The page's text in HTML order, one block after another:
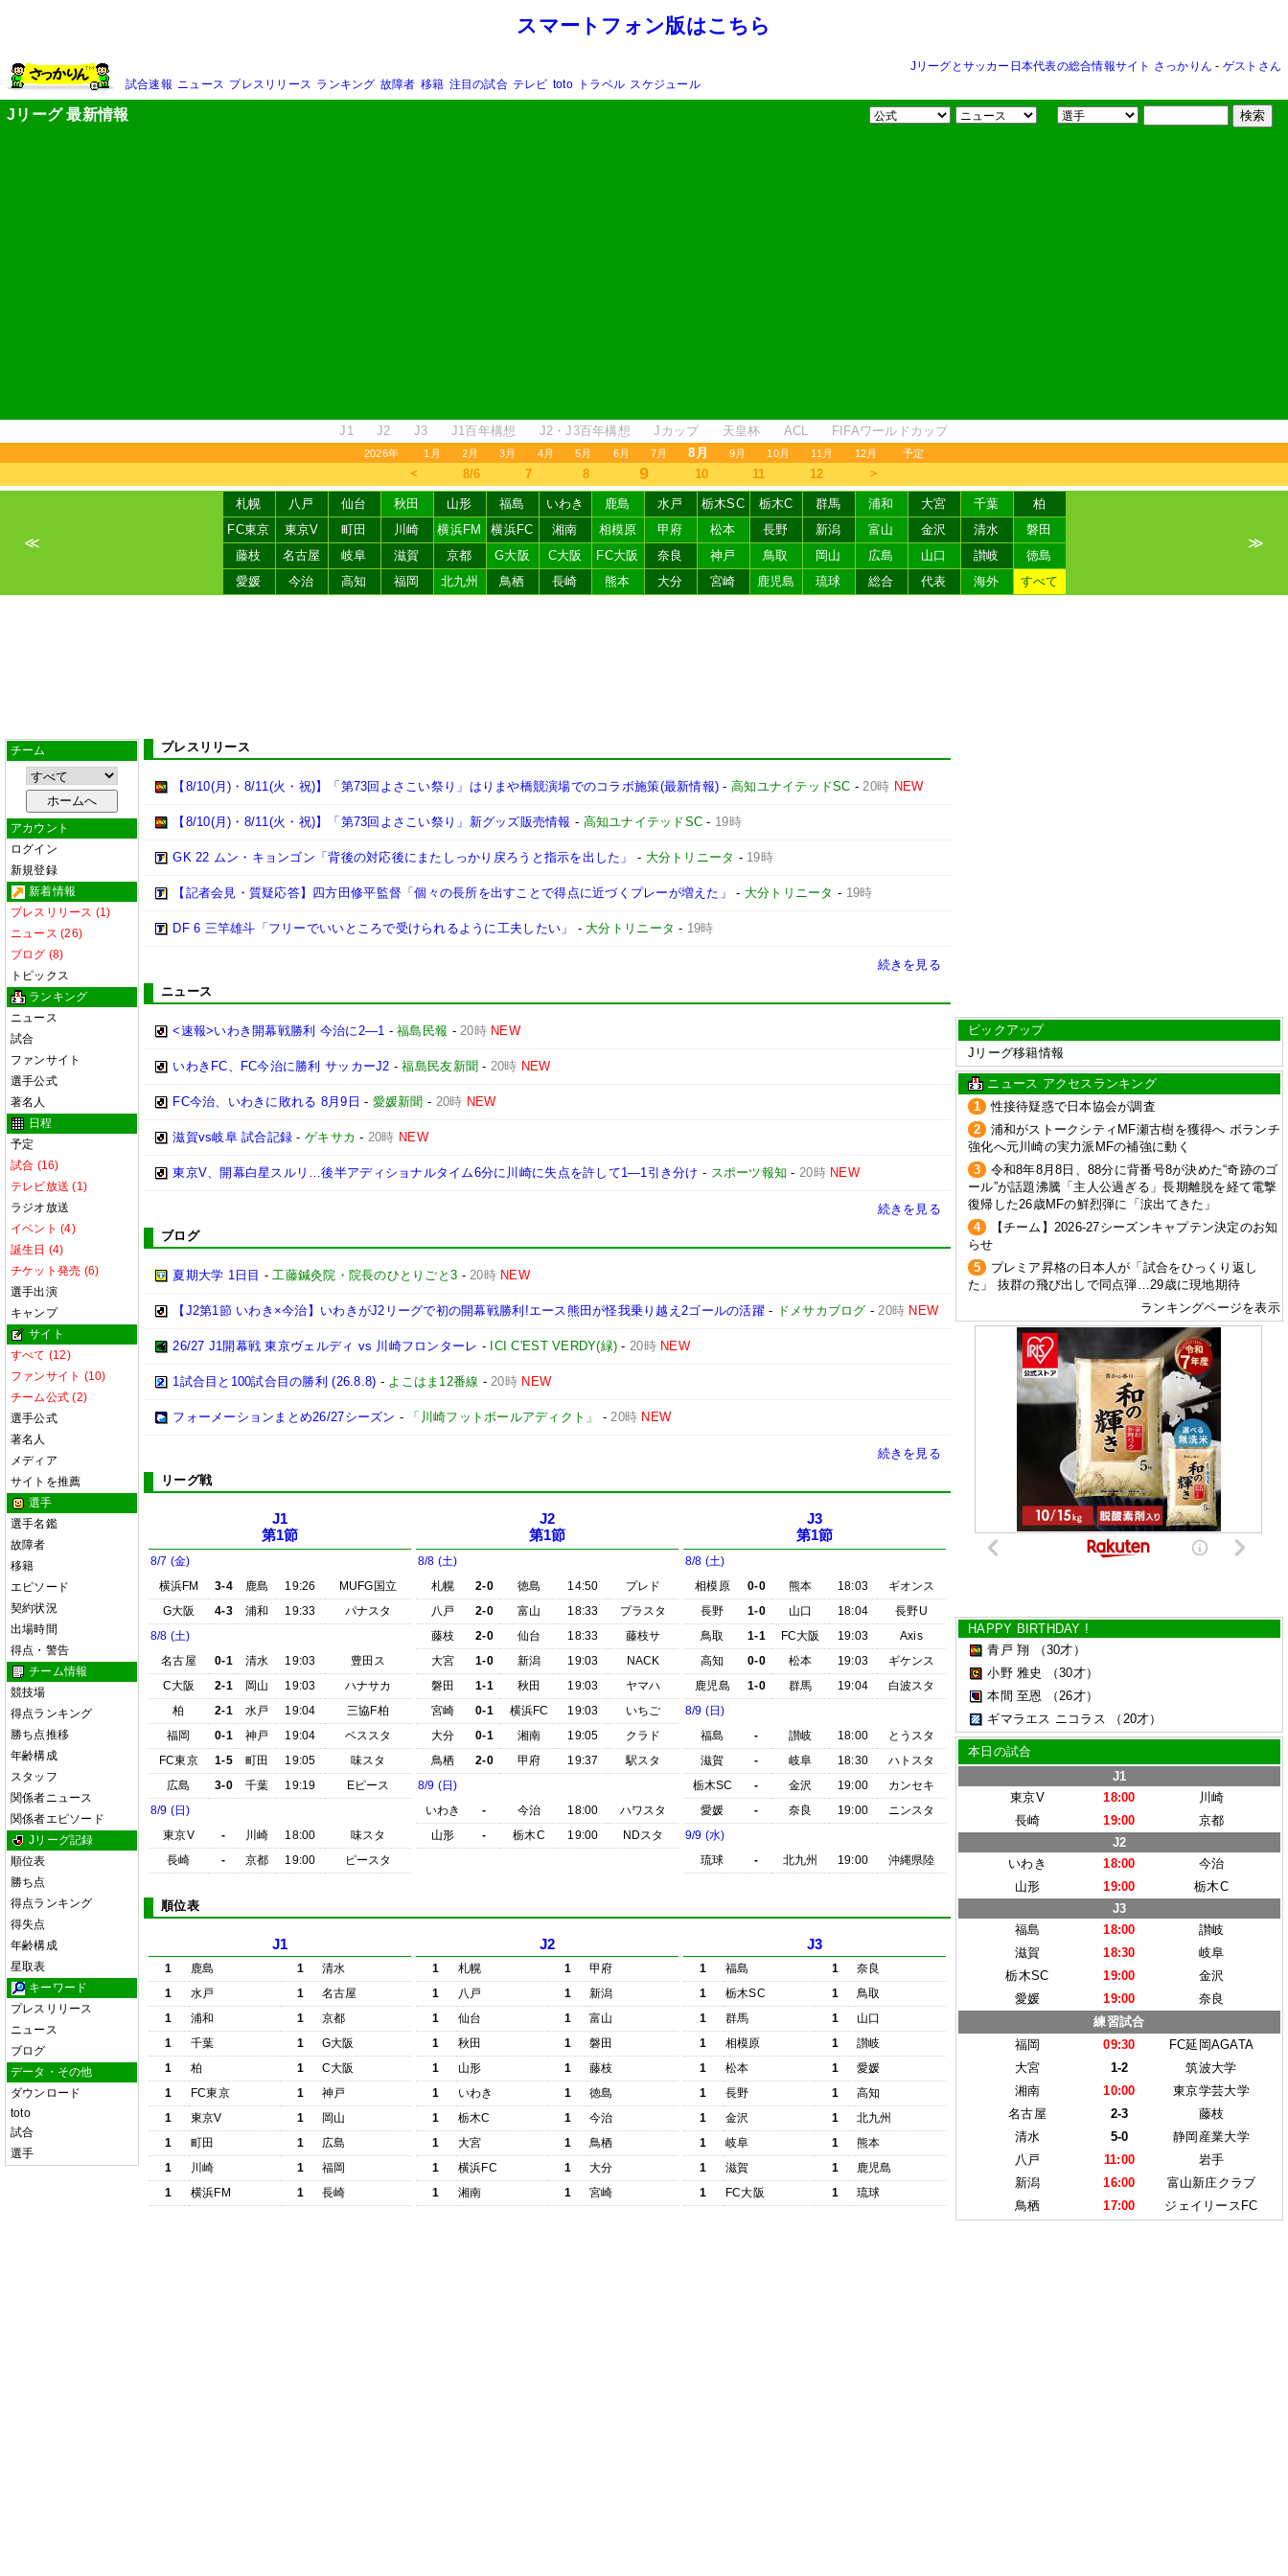
スマートフォン版はこちら
Jリーグとサッカー日本代表の総合情報サイト さっかりん - ゲストさん
試合速報 ニュース プレスリリース ランキング 故障者 移籍 注目の試合 テレビ toto トラベル スケジュール
Jリーグ 最新情報
J1 J2 J3 J1百年構想 J2・J3百年構想 Jカップ 天皇杯 ACL FIFAワールドカップ
2026年 1月 2月 3月 4月 5月 6月 7月 8月 9月 10月 11月 12月 予定
＜ 8/6 7 8 9 10 11 12 ＞
≪
札幌 八戸 仙台 秋田 山形 福島 いわき 鹿島 水戸 栃木SC 栃木C 群馬 浦和 大宮 千葉
柏
FC東京
東京V 町田 川崎 横浜FM 横浜FC 湘南 相模原 甲府 松本 長野 新潟 富山 金沢 清水
磐田
藤枝
名古屋 岐阜 滋賀 京都 G大阪 C大阪 FC大阪 奈良 神戸 鳥取 岡山 広島 山口 讃岐
徳島
愛媛
今治 高知 福岡 北九州 鳥栖 長崎 熊本 大分 宮崎 鹿児島 琉球 総合 代表 海外 すべて
≫
チーム
アカウント
ログイン
新規登録
新着情報
プレスリリース (1)
ニュース (26)
ブログ (8)
トピックス
ランキング
ニュース
試合
ファンサイト
選手公式
著名人
日程
予定
試合 (16)
テレビ放送 (1)
ラジオ放送
イベント (4)
誕生日 (4)
チケット発売 (6)
選手出演
キャンプ
サイト
すべて (12)
ファンサイト (10)
チーム公式 (2)
選手公式
著名人
メディア
サイトを推薦
選手
選手名鑑
故障者
移籍
エピソード
契約状況
出場時間
得点・警告
チーム情報
競技場
得点ランキング
勝ち点推移
年齢構成
スタッフ
関係者ニュース
関係者エピソード
Jリーグ記録
順位表
勝ち点
得点ランキング
得失点
年齢構成
星取表
キーワード
プレスリリース
ニュース
ブログ
データ・その他
ダウンロード
toto
試合
選手
プレスリリース
【8/10(月)・8/11(火・祝)】「第73回よさこい祭り」はりまや橋競演場でのコラボ施策(最新情報) - 高知ユナイテッドSC -20時 NEW
【8/10(月)・8/11(火・祝)】「第73回よさこい祭り」新グッズ販売情報 - 高知ユナイテッドSC - 19時
GK 22 ムン・キョンゴン「背後の対応後にまたしっかり戻ろうと指示を出した」 - 大分トリニータ - 19時
【記者会見・質疑応答】四方田修平監督「個々の長所を出すことで得点に近づくプレーが増えた」 - 大分トリニータ - 19時
DF 6 三竿雄斗「フリーでいいところで受けられるように工夫したい」 - 大分トリニータ - 19時
続きを見る
ニュース
<速報>いわき開幕戦勝利 今治に2―1 -福島民報 -20時 NEW
いわきFC、FC今治に勝利 サッカーJ2 -福島民友新聞 - 20時 NEW
FC今治、いわきに敗れる 8月9日 - 愛媛新聞 - 20時 NEW
滋賀vs岐阜 試合記録 -ゲキサカ - 20時 NEW
東京V、開幕白星スルリ…後半アディショナルタイム6分に川崎に失点を許して1―1引き分け - スポーツ報知 - 20時 NEW
続きを見る
ブログ
夏期大学 1日目 -工藤鍼灸院・院長のひとりごと3 -20時 NEW
【J2第1節 いわき×今治】いわきがJ2リーグで初の開幕戦勝利!エース熊田が怪我乗り越え2ゴールの活躍- ドメサカブログ -20時 NEW
26/27 J1開幕戦 東京ヴェルディ vs 川崎フロンターレ - ICI C'EST VERDY(緑) - 20時 NEW
1試合目と100試合目の勝利 (26.8.8) - よこはま12番線 -20時 NEW
フォーメーションまとめ26/27シーズン - 「川崎フットボールアディクト」 -20時 NEW
続きを見る
リーグ戦
J1
第1節
8/7 (金)
横浜FM
3-4 鹿島 19:26
MUFG国立
G大阪
4-3 浦和 19:33
パナスタ
8/8 (土)
名古屋
0-1 清水 19:03
豊田ス
C大阪
2-1 岡山 19:03
ハナサカ
柏
2-1 水戸 19:04
三協F柏
福岡
0-1 神戸 19:04
ベススタ
FC東京
1-5 町田 19:05
味スタ
広島
3-0 千葉 19:19
Eピース
8/9 (日)
東京V
- 川崎 18:00
味スタ
長崎
- 京都 19:00 ピースタ
J2
第1節
8/8 (土)
札幌
2-0 徳島 14:50
プレド
八戸
2-0 富山 18:33
プラスタ
藤枝
2-0 仙台 18:33
藤枝サ
大宮
1-0 新潟 19:03
NACK
磐田
1-1 秋田 19:03
ヤマハ
宮崎
0-1 横浜FC 19:03
いちご
大分
0-1 湘南 19:05
クラド
鳥栖
2-0 甲府 19:37
駅スタ
8/9 (日)
いわき
- 今治 18:00
ハワスタ
山形
- 栃木C 19:00 NDスタ
J3
第1節
8/8 (土)
相模原
0-0 熊本 18:03
ギオンス
長野
1-0 山口 18:04
長野U
鳥取
1-1 FC大阪 19:03
Axis
高知
0-0 松本 19:03
ギケンス
鹿児島
1-0 群馬 19:04
白波スタ
8/9 (日)
福島
- 讃岐 18:00
とうスタ
滋賀
- 岐阜 18:30
ハトスタ
栃木SC
- 金沢 19:00
カンセキ
愛媛
- 奈良 19:00
ニンスタ
9/9 (水)
琉球
- 北九州 19:00 沖縄県陸
順位表
J1
1 鹿島 1
清水
1
水戸 1
名古屋
1
浦和 1
京都
1
千葉 1
G大阪
1
柏 1
C大阪
1
FC東京 1
神戸
1
東京V 1
岡山
1
町田 1
広島
1
川崎 1
福岡
1
横浜FM 1 長崎
J2
1 札幌 1
甲府
1
八戸 1
新潟
1
仙台 1
富山
1
秋田 1
磐田
1
山形 1
藤枝
1
いわき 1
徳島
1
栃木C 1
今治
1
大宮 1
鳥栖
1
横浜FC 1
大分
1
湘南 1 宮崎
J3
1 福島 1
奈良
1
栃木SC 1
鳥取
1
群馬 1
山口
1
相模原 1
讃岐
1
松本 1
愛媛
1
長野 1
高知
1
金沢 1
北九州
1
岐阜 1
熊本
1
滋賀 1
鹿児島
1
FC大阪 1 琉球
ピックアップ
Jリーグ移籍情報
ニュース アクセスランキング
1
性接待疑惑で日本協会が調査
2
浦和がストークシティMF瀬古樹を獲得へ ボランチ
強化へ元川崎の実力派MFの補強に動く
3
令和8年8月8日、88分に背番号8が決めた“奇跡のゴ
ール”が話題沸騰「主人公過ぎる」長期離脱を経て電撃
復帰した26歳MFの鮮烈弾に「涙出てきた」
4
【チーム】2026-27シーズンキャプテン決定のお知
らせ
5
プレミア昇格の日本人が「試合をひっくり返し
た」 抜群の飛び出しで同点弾…29歳に現地期待
ランキングページを表示
HAPPY BIRTHDAY !
青戸 翔
（30才）
小野 雅史
（30才）
本間 至恩
（26才）
ギマラエス ニコラス
（20才）
本日の試合
J1
東京V
18:00
川崎
長崎
19:00
京都
J2
いわき
18:00
今治
山形
19:00
栃木C
J3
福島
18:00
讃岐
滋賀
18:30
岐阜
栃木SC
19:00
金沢
愛媛
19:00
奈良
練習試合
福岡
09:30
FC延岡AGATA
大宮
1-2
筑波大学
湘南
10:00
東京学芸大学
名古屋
2-3
藤枝
清水
5-0
静岡産業大学
八戸
11:00
岩手
新潟
16:00
富山新庄クラブ
鳥栖
17:00 ジェイリースFC